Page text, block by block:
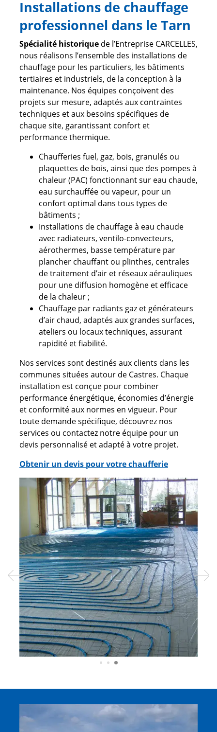
Installations de chauffage
professionnel dans le Tarn
Spécialité historique de l’Entreprise CARCELLES,
nous réalisons l’ensemble des installations de
chauffage pour les particuliers, les bâtiments
tertiaires et industriels, de la conception à la
maintenance. Nos équipes conçoivent des
projets sur mesure, adaptés aux contraintes
techniques et aux besoins spécifiques de
chaque site, garantissant confort et
performance thermique.
Chaufferies fuel, gaz, bois, granulés ou
plaquettes de bois, ainsi que des pompes à
chaleur (PAC) fonctionnant sur eau chaude,
eau surchauffée ou vapeur, pour un
confort optimal dans tous types de
bâtiments ;
Installations de chauffage à eau chaude
avec radiateurs, ventilo-convecteurs,
aérothermes, basse température par
plancher chauffant ou plinthes, centrales
de traitement d’air et réseaux aérauliques
pour une diffusion homogène et efficace
de la chaleur ;
Chauffage par radiants gaz et générateurs
d’air chaud, adaptés aux grandes surfaces,
ateliers ou locaux techniques, assurant
rapidité et fiabilité.
Nos services sont destinés aux clients dans les
communes situées autour de Castres. Chaque
installation est conçue pour combiner
performance énergétique, économies d’énergie
et conformité aux normes en vigueur. Pour
toute demande spécifique, découvrez nos
services ou contactez notre équipe pour un
devis personnalisé et adapté à votre projet.
Obtenir un devis pour votre chaufferie
Previous